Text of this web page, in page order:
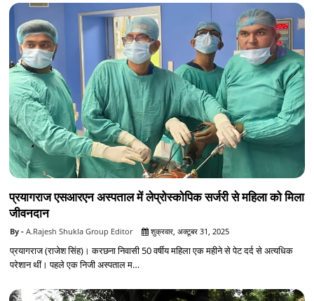
प्रयागराज एसआरएन अस्पताल में लेप्रोस्कोपिक सर्जरी से महिला को मिला
जीवनदान
A.Rajesh Shukla Group Editor शुक्रवार, अक्टूबर 31, 2025
प्रयागराज (राजेश सिंह)। करछना निवासी 50 वर्षीय महिला एक महीने से पेट दर्द से अत्यधिक
परेशान थीं। पहले एक निजी अस्पताल म…